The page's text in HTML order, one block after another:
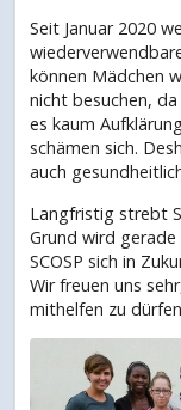
Seit Januar 2020
können Mädchen
nicht besuchen,
es kaum
schämen sich.
auch
Langfristig strebt
Grund wird
SCOSP sich in
Wir freuen uns
mithelfen zu